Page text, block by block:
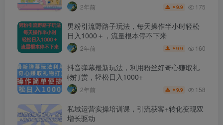
2年前 ￥9.9 175
男粉引流野路子玩法，每天操作半小时轻松
日入1000＋，流量根本停不下来
2年前 ￥9.9 160
抖音弹幕最新玩法，利用粉丝好奇心赚取礼
物打赏，轻松日入1000+
2年前 ￥9.9 158
私域运营实操培训课，引流获客+转化变现双
增长驱动